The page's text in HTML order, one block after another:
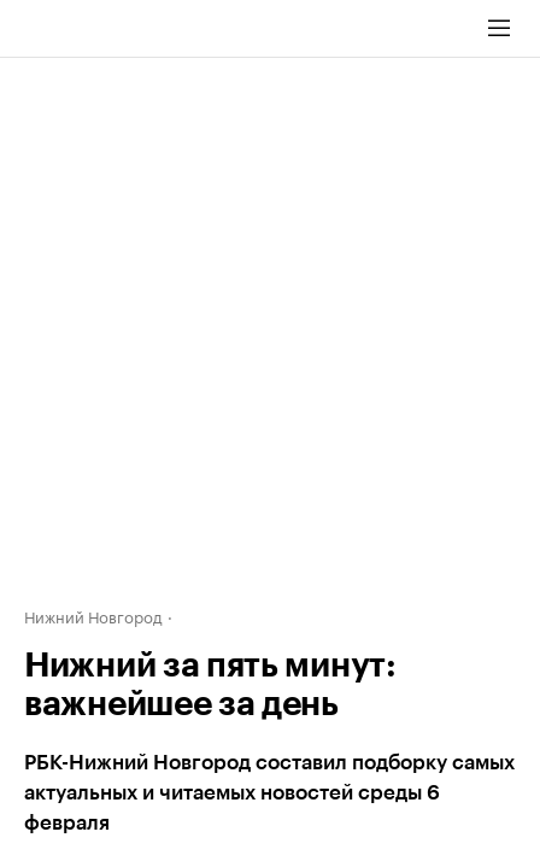
Нижний Новгород
Нижний за пять минут:
важнейшее за день
РБК-Нижний Новгород составил подборку самых
актуальных и читаемых новостей среды 6
февраля